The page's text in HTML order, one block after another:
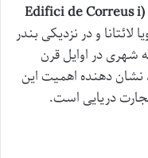
ساختمان خدمات پستی بارسلونا (Edifici de Correus i
لائتانا و در نزدیکی بندر
شهری در اوایل قرن
دهنده اهمیت این
دریایی است.